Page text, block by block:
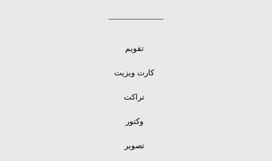
تقویم
کارت ویزیت
تراکت
وکتور
تصویر